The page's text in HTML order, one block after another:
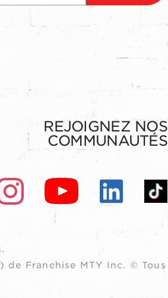
REJOIGNEZ NOS
COMMUNAUTÉS
de Franchise MTY Inc. © Tous